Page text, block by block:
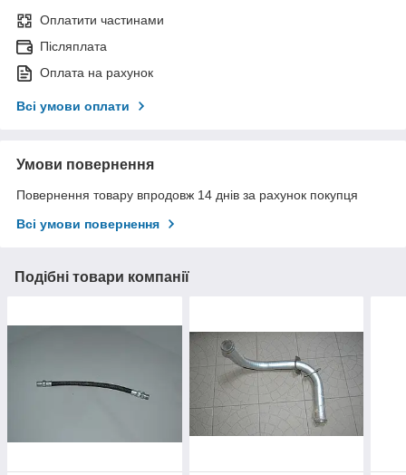
Оплатити частинами
Післяплата
Оплата на рахунок
Всі умови оплати
Умови повернення
Повернення товару впродовж 14 днів за рахунок покупця
Всі умови повернення
Подібні товари компанії